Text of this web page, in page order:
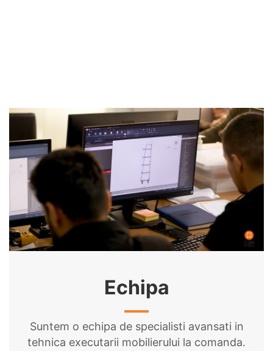
Echipa
Suntem o echipa de specialisti avansati in
tehnica executarii mobilierului la comanda.